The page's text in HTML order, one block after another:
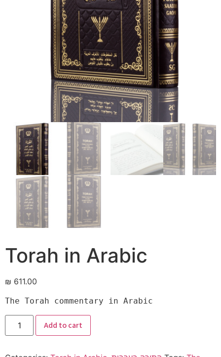
Torah in Arabic
₪ 611.00
The Torah commentary in Arabic
Add to cart